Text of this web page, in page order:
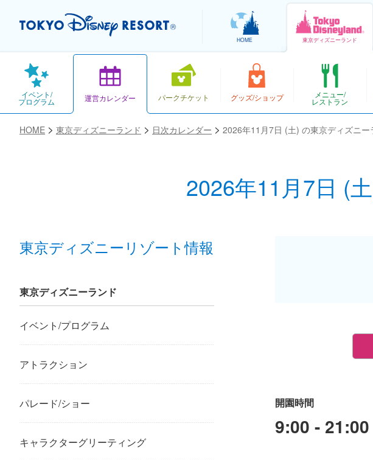
HOME 東京ディズニーランド
イベント/
プログラム 運営カレンダー パークチケット グッズ/ショップ メニュー/
レストラン
HOME 東京ディズニーランド 日次カレンダー 2026年11月7日 (土) の東京ディズニー
2026年11月7日 (
お気に入り
開園時間
9:00 - 21:00
東京ディズニーリゾート情報
東京ディズニーランド
イベント/プログラム
アトラクション
パレード/ショー
キャラクターグリーティング